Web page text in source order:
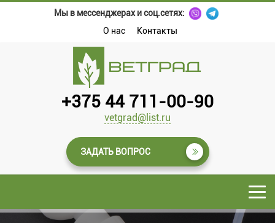
Мы в мессенджерах и соц.сетях:
О нас
Контакты
+375 44 711-00-90
vetgrad@list.ru
ЗАДАТЬ ВОПРОС